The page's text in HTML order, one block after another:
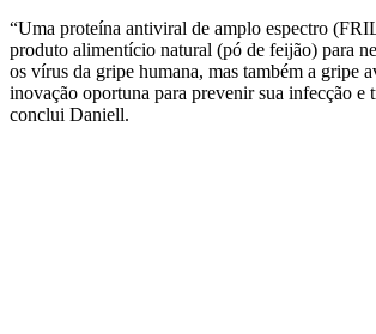
“Uma proteína antiviral de amplo espectro
produto alimentício natural (pó de feijão) para
os vírus da gripe humana, mas também a gripe
inovação oportuna para prevenir sua infecção e
conclui Daniell.